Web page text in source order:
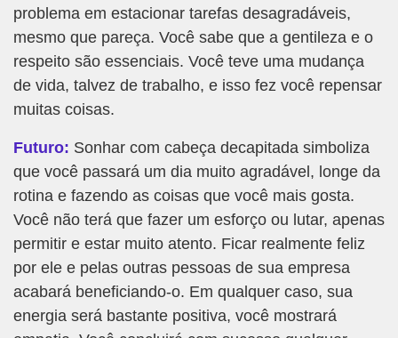
problema em estacionar tarefas desagradáveis,
mesmo que pareça. Você sabe que a gentileza e o
respeito são essenciais. Você teve uma mudança
de vida, talvez de trabalho, e isso fez você repensar
muitas coisas.
Futuro: Sonhar com cabeça decapitada simboliza
que você passará um dia muito agradável, longe da
rotina e fazendo as coisas que você mais gosta.
Você não terá que fazer um esforço ou lutar, apenas
permitir e estar muito atento. Ficar realmente feliz
por ele e pelas outras pessoas de sua empresa
acabará beneficiando-o. Em qualquer caso, sua
energia será bastante positiva, você mostrará